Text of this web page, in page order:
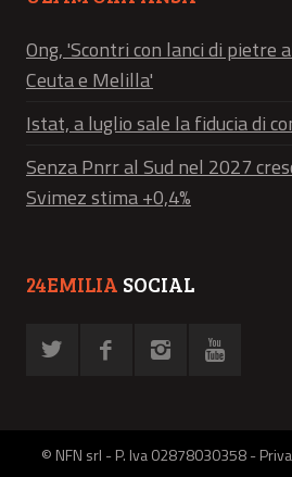
Ong, 'Scontri con lanci di pietre
Ceuta e Melilla'
Istat, a luglio sale la fiducia di
Senza Pnrr al Sud nel 2027
Svimez stima +0,4%
24EMILIA SOCIAL
© NFN srl - P. Iva 02878030358 -